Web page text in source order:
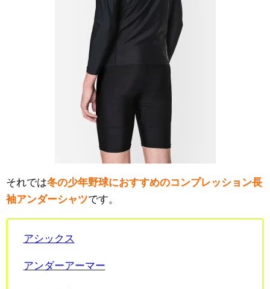
それでは冬の少年野球におすすめのコンプレッション長
袖アンダーシャツです。
アシックス
アンダーアーマー